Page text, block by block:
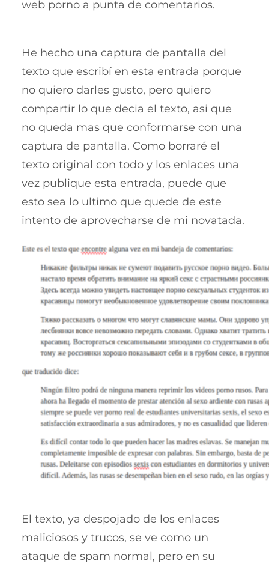
web porno a punta de comentarios.
He hecho una captura de pantalla del
texto que escribí en esta entrada porque
no quiero darles gusto, pero quiero
compartir lo que decia el texto, asi que
no queda mas que conformarse con una
captura de pantalla. Como borraré el
texto original con todo y los enlaces una
vez publique esta entrada, puede que
esto sea lo ultimo que quede de este
intento de aprovecharse de mi novatada.
El texto, ya despojado de los enlaces
maliciosos y trucos, se ve como un
ataque de spam normal, pero en su